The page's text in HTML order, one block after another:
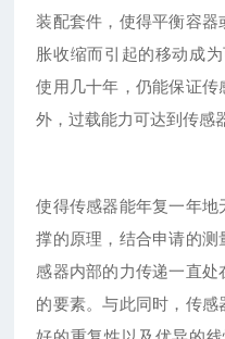
装配套件，使得平衡容
胀收缩而引起的移动成
使用几十年，仍能保证
外，过载能力可达到传感
使得传感器能年复一年
撑的原理，结合申请的测
感器内部的力传递一直
的要素。与此同时，传